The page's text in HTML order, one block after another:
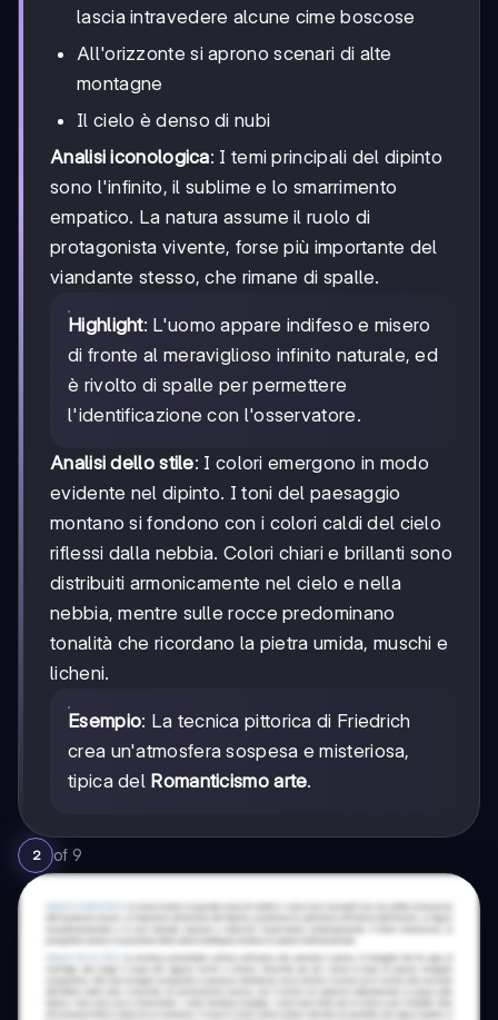
lascia intravedere alcune cime boscose
All'orizzonte si aprono scenari di alte
montagne
Il cielo è denso di nubi
Analisi iconologica: I temi principali del dipinto
sono l'infinito, il sublime e lo smarrimento
empatico. La natura assume il ruolo di
protagonista vivente, forse più importante del
viandante stesso, che rimane di spalle.
Highlight: L'uomo appare indifeso e misero
di fronte al meraviglioso infinito naturale, ed
è rivolto di spalle per permettere
l'identificazione con l'osservatore.
Analisi dello stile: I colori emergono in modo
evidente nel dipinto. I toni del paesaggio
montano si fondono con i colori caldi del cielo
riflessi dalla nebbia. Colori chiari e brillanti sono
distribuiti armonicamente nel cielo e nella
nebbia, mentre sulle rocce predominano
tonalità che ricordano la pietra umida, muschi e
licheni.
Esempio: La tecnica pittorica di Friedrich
crea un'atmosfera sospesa e misteriosa,
tipica del Romanticismo arte.
2 of 9